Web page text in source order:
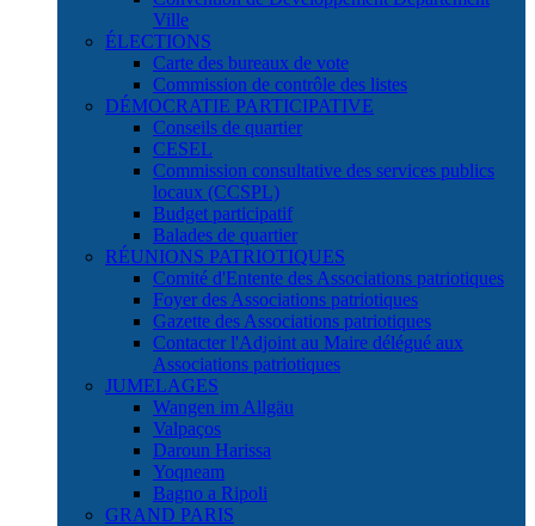
Ville
ÉLECTIONS
Carte des bureaux de vote
Commission de contrôle des listes
DÉMOCRATIE PARTICIPATIVE
Conseils de quartier
CESEL
Commission consultative des services publics
locaux (CCSPL)
Budget participatif
Balades de quartier
RÉUNIONS PATRIOTIQUES
Comité d'Entente des Associations patriotiques
Foyer des Associations patriotiques
Gazette des Associations patriotiques
Contacter l'Adjoint au Maire délégué aux
Associations patriotiques
JUMELAGES
Wangen im Allgäu
Valpaços
Daroun Harissa
Yoqneam
Bagno a Ripoli
GRAND PARIS